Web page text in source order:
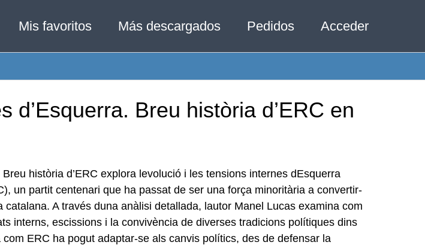
Mis favoritos Más descargados Pedidos Acceder
d’Esquerra. Breu història d’ERC en
història d’ERC explora levolució i les tensions internes dEsquerra
un partit centenari que ha passat de ser una força minoritària a convertir-
A través duna anàlisi detallada, lautor Manel Lucas examina com
interns, escissions i la convivència de diverses tradicions polítiques dins
ERC ha pogut adaptar-se als canvis polítics, des de defensar la